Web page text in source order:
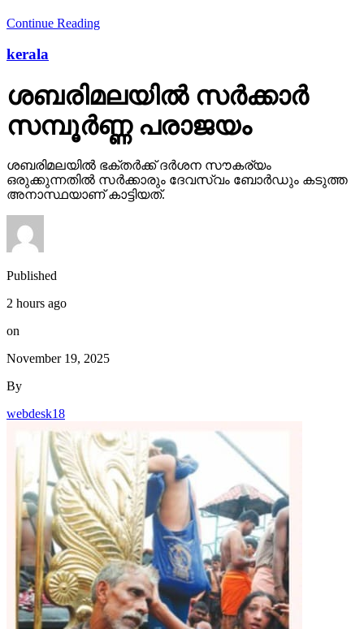
Continue Reading
kerala
ശബരിമലയില്‍ സര്‍ക്കാര്‍
സമ്പൂര്‍ണ്ണ പരാജയം
ശബരിമലയില്‍ ഭക്തര്‍ക്ക് ദര്‍ശന സൗകര്യം
ഒരുക്കുന്നതില്‍ സര്‍ക്കാരും ദേവസ്വം ബോര്‍ഡും കടുത്ത
അനാസ്ഥയാണ് കാട്ടിയത്.
Published
2 hours ago
on
November 19, 2025
By
webdesk18